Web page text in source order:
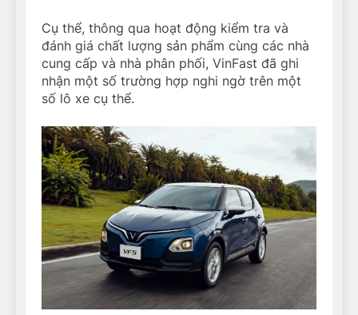
Cụ thể, thông qua hoạt động kiểm tra và
đánh giá chất lượng sản phẩm cùng các nhà
cung cấp và nhà phân phối, VinFast đã ghi
nhận một số trường hợp nghi ngờ trên một
số lô xe cụ thể.